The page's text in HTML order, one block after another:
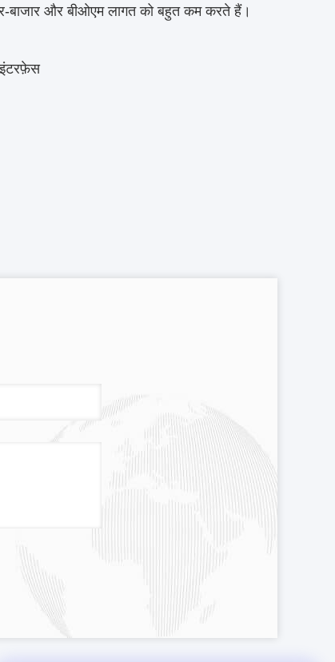
बाजार और बीओएम लागत को बहुत कम करते हैं।